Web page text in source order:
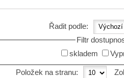
Řadit podle:
Filtr
skladem
Položek na stranu: